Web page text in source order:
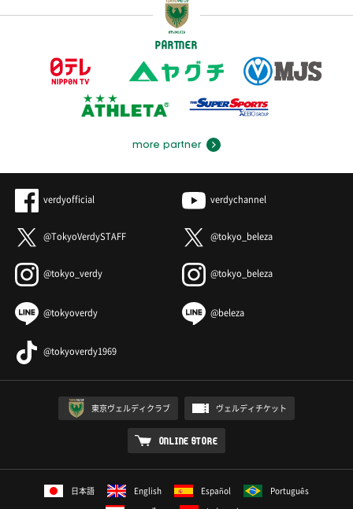
PARTNER
more partner
verdyofficial verdychannel
@TokyoVerdySTAFF @tokyo_beleza
@tokyo_verdy @tokyo_beleza
@tokyoverdy @beleza
@tokyoverdy1969
東京ヴェルディクラブ ヴェルディチケット
ONLINE STORE
日本語 English Español
Português